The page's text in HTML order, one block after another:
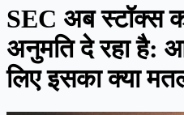
SEC अब स्टॉक्स
अनुमति दे रहा है:
लिए इसका क्या